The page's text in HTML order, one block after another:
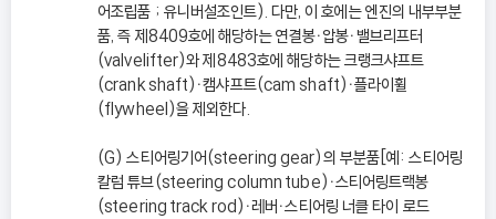
어조립품 ; 유니버설조인트). 다만, 이 호에는 엔진의 내부부분
품, 즉 제8409호에 해당하는 연결봉ㆍ압봉ㆍ밸브리프터
(valvelifter)와 제8483호에 해당하는 크랭크샤프트
(crank shaft)ㆍ캠샤프트(cam shaft)ㆍ플라이휠
(flywheel)을 제외한다.
(G) 스티어링기어(steering gear)의 부분품[예: 스티어링
칼럼 튜브(steering column tube)ㆍ스티어링트랙봉
(steering track rod)ㆍ레버ㆍ스티어링 너클 타이 로드